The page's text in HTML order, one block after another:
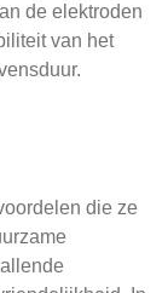
de elektroden
van het
die ze